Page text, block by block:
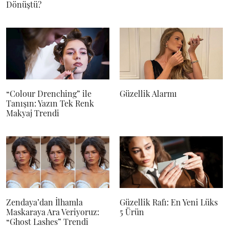
Dönüştü?
“Colour Drenching” ile
Tanışın: Yazın Tek Renk
Makyaj Trendi
Güzellik Alarmı
Zendaya’dan İlhamla
Maskaraya Ara Veriyoruz:
“Ghost Lashes” Trendi
Güzellik Rafı: En Yeni Lüks
5 Ürün